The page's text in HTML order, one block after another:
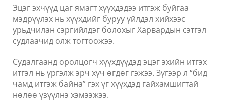
Эцэг эхчүүд цаг ямагт хүүхдэдээ итгэж буйгаа
мэдрүүлэх нь хүүхдийг буруу үйлдэл хийхээс
урьдчилан сэргийлдэг болохыг Харвардын сэтгэл
судлаачид олж тогтоожээ.
Судалгаанд оролцогч хүүхдүүдэд эцэг эхийн итгэх
итгэл нь үргэлж эрч хүч өгдөг гэжээ. Зүгээр л “бид
чамд итгэж байна” гэх үг хүүхдэд гайхамшигтай
нөлөө үзүүлнэ хэмээжээ.